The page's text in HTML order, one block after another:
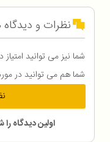
نظرات و دیدگاه
شما نیز می توانید امتیاز
شما هم می توانید در
اولین دیدگاه